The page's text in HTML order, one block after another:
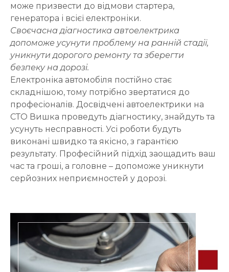
може призвести до відмови стартера,
генератора і всієї електроніки.
Своєчасна діагностика автоелектрика
допоможе усунути проблему на ранній стадії,
уникнути дорогого ремонту та зберегти
безпеку на дорозі.
Електроніка автомобіля постійно стає
складнішою, тому потрібно звертатися до
професіоналів. Досвідчені автоелектрики на
СТО Вишка проведуть діагностику, знайдуть та
усунуть несправності. Усі роботи будуть
виконані швидко та якісно, ​​з гарантією
результату. Професійний підхід заощадить ваш
час та гроші, а головне – допоможе уникнути
серйозних неприємностей у дорозі.